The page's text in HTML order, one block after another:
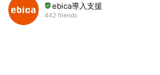
ebica導入支援
442 friends